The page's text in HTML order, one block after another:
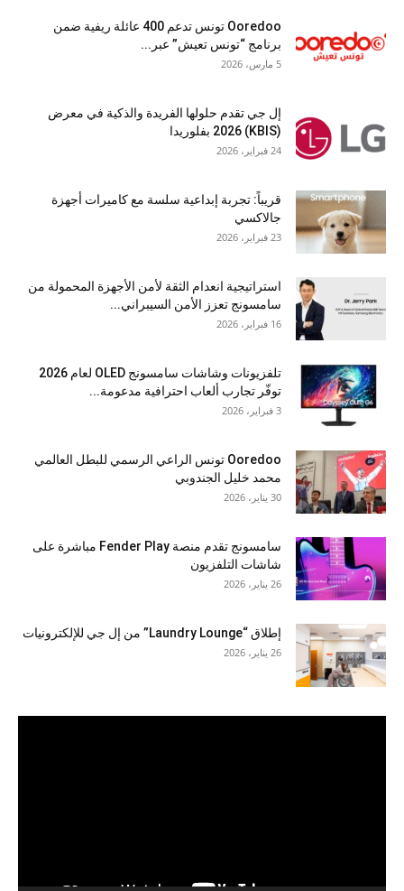
Ooredoo تونس تدعم 400 عائلة ريفية ضمن
برنامج “تونس تعيش” عبر...
5 مارس، 2026
إل جي تقدم حلولها الفريدة والذكية في معرض
(KBIS) 2026 بفلوريدا
24 فبراير، 2026
قريباً: تجربة إبداعية سلسة مع كاميرات أجهزة
جالاكسي
23 فبراير، 2026
استراتيجية انعدام الثقة لأمن الأجهزة المحمولة من
سامسونج تعزز الأمن السيبراني...
16 فبراير، 2026
تلفزيونات وشاشات سامسونج OLED لعام 2026
توفّر تجارب ألعاب احترافية مدعومة...
3 فبراير، 2026
Ooredoo تونس الراعي الرسمي للبطل العالمي
محمد خليل الجندوبي
30 يناير، 2026
سامسونج تقدم منصة Fender Play مباشرة على
شاشات التلفزيون
26 يناير، 2026
إطلاق “Laundry Lounge” من إل جي للإلكترونيات
26 يناير، 2026